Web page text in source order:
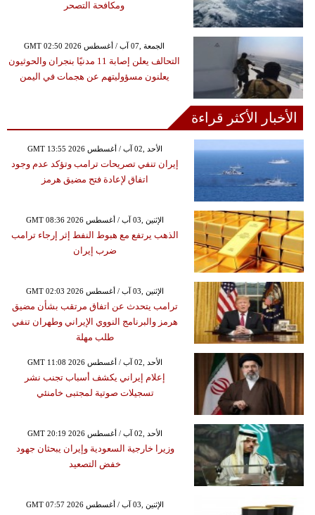
ومكافحة التصحر
GMT 02:50 2026 الجمعة ,07 آب / أغسطس
التحالف يعلن إصابة 11 مدنيًا بنجران والحوثيون
يعلنون مسؤوليتهم عن هجمات في اليمن
الأخبار الأكثر قراءة
GMT 13:55 2026 الأحد ,02 آب / أغسطس
إيران تنفي تصريحات ترامب وتؤكد عدم وجود
اتفاق لإعادة فتح مضيق هرمز
GMT 08:36 2026 الإثنين ,03 آب / أغسطس
الذهب يرتفع مع هبوط النفط إثر إرجاء ترامب
ضرب إيران
GMT 02:03 2026 الإثنين ,03 آب / أغسطس
ترامب يتحدث عن اتفاق مرتقب بشأن مضيق
هرمز والبرنامج النووي الإيراني وطهران تنفي
طلب مهلة
GMT 11:08 2026 الأحد ,02 آب / أغسطس
إعلام إيراني يكشف أسباب تجنب نشر
تسجيلات صوتية لمجتبى خامنئي
GMT 20:19 2026 الأحد ,02 آب / أغسطس
وزيرا خارجية السعودية وإيران يبحثان جهود
خفض التصعيد
GMT 07:57 2026 الإثنين ,03 آب / أغسطس